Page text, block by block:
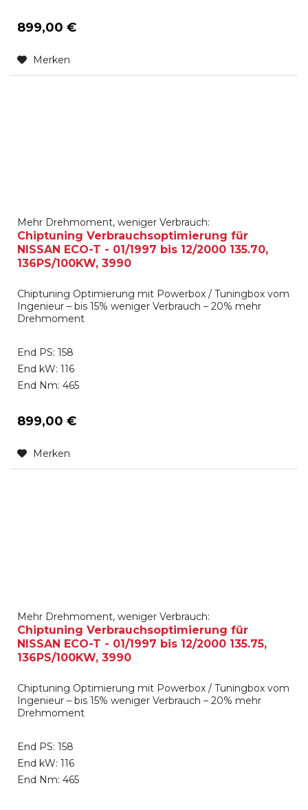
899,00 €
Merken
Mehr Drehmoment, weniger Verbrauch:
Chiptuning Verbrauchsoptimierung für
NISSAN ECO-T - 01/1997 bis 12/2000 135.70,
136PS/100KW, 3990
Chiptuning Optimierung mit Powerbox / Tuningbox vom
Ingenieur – bis 15% weniger Verbrauch – 20% mehr
Drehmoment
End PS: 158
End kW: 116
End Nm: 465
899,00 €
Merken
Mehr Drehmoment, weniger Verbrauch:
Chiptuning Verbrauchsoptimierung für
NISSAN ECO-T - 01/1997 bis 12/2000 135.75,
136PS/100KW, 3990
Chiptuning Optimierung mit Powerbox / Tuningbox vom
Ingenieur – bis 15% weniger Verbrauch – 20% mehr
Drehmoment
End PS: 158
End kW: 116
End Nm: 465